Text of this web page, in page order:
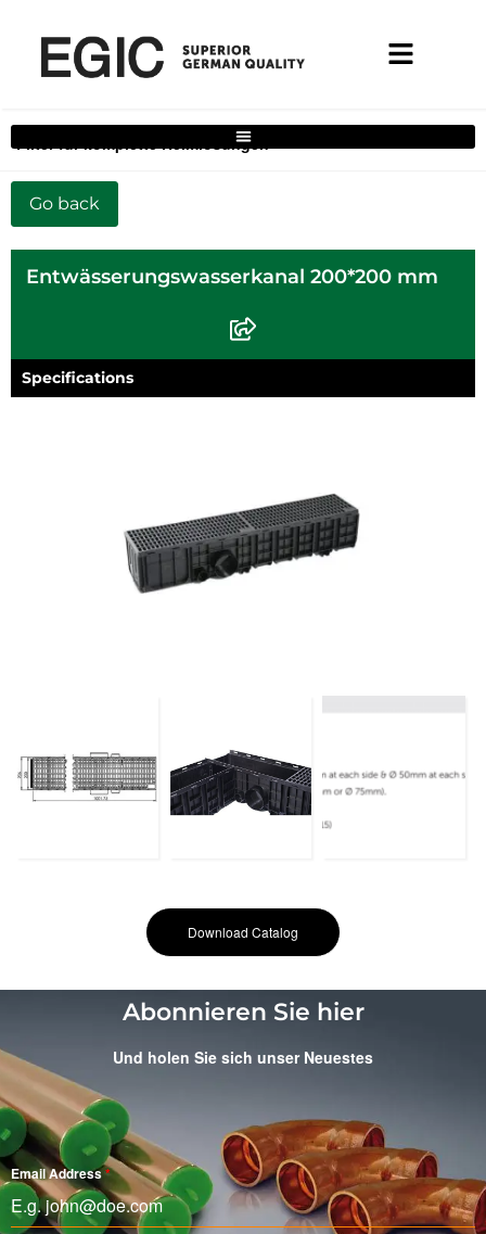
Filter für komplette Heimlösungen
Entwässerungswasserkanal 200*200 mm
Specifications
Download Catalog
Abonnieren Sie hier
Und holen Sie sich unser Neuestes
Email Address*